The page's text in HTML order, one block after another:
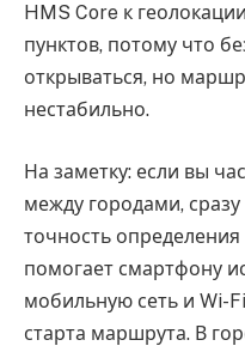
HMS Core к
пунктов, потому что
открываться, но
нестабильно.
На заметку: если вы
между городами,
точность
помогает смартфону
мобильную сеть и Wi-
старта маршрута. В